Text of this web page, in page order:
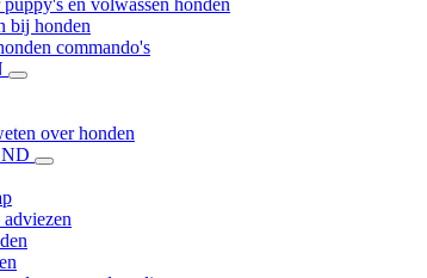
en volwassen honden
bij honden
commando's
over honden